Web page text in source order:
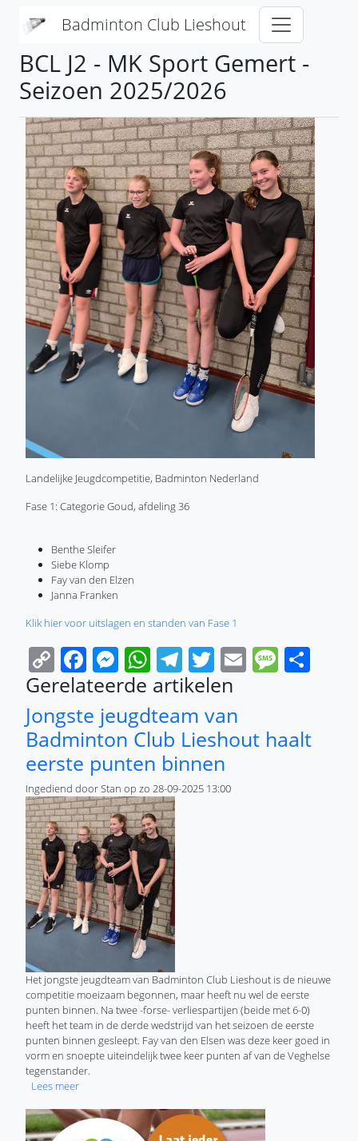
Badminton Club Lieshout
BCL J2 - MK Sport Gemert -
Seizoen 2025/2026
Landelijke Jeugdcompetitie, Badminton Nederland
Fase 1: Categorie Goud, afdeling 36
Benthe Sleifer
Siebe Klomp
Fay van den Elzen
Janna Franken
Klik hier voor uitslagen en standen van Fase 1
Copy
Link
Facebook
Messenger
WhatsApp
Telegram
Twitter
Email
Gerelateerde artikelen
Jongste jeugdteam van
Badminton Club Lieshout haalt
eerste punten binnen
Ingediend doorStan op zo 28-09-2025 13:00
Het jongste jeugdteam van Badminton Club Lieshout is de nieuwe
competitie moeizaam begonnen, maar heeft nu wel de eerste
punten binnen. Na twee -forse- verliespartijen (beide met 6-0)
heeft het team in de derde wedstrijd van het seizoen de eerste
punten binnen gesleept. Fay van den Elsen was deze keer goed in
vorm en snoepte uiteindelijk twee keer punten af van de Veghelse
tegenstander.
Lees meerover Jongste jeugdteam van Badminton Club Lieshout